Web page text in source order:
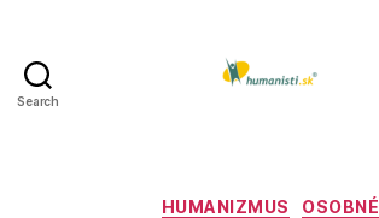
Search
Kategórie
HUMANIZMUS OSOBNÉ